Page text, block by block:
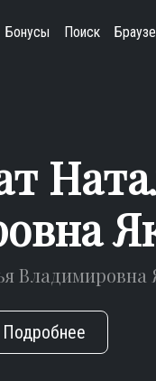
Бонусы Поиск
Владимировна
Подробнее